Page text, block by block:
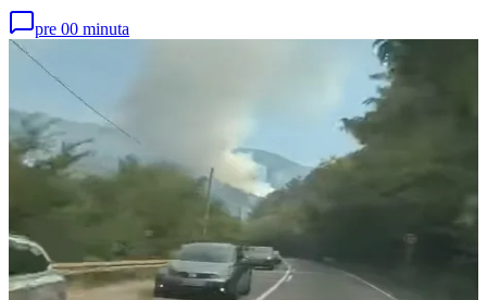
pre 00 minuta